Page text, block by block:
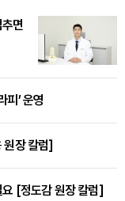
면
피’ 운영
원장 칼럼]
요 [정도감 원장 칼럼]